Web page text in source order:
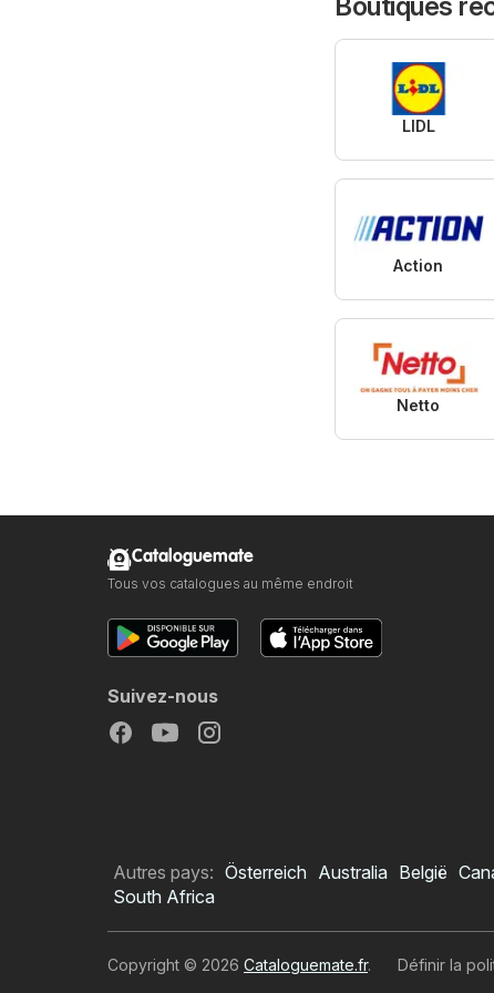
LIDL
Action
Netto
Cataloguemate
Tous vos catalogues au même endroit
Suivez-nous
Autres pays: Österreich Australia België
South Africa
Copyright © 2026 Cataloguemate.fr. Définir la